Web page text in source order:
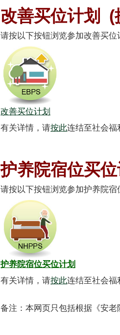
改善买位计划 (
请按以下按钮浏览参加改善买位
改善买位计划
有关详情，请按此连结至社会福
护养院宿位买位
请按以下按钮浏览参加护养院宿
护养院宿位买位计划
有关详情，请按此连结至社会福
备注：本网页只包括根据《安老